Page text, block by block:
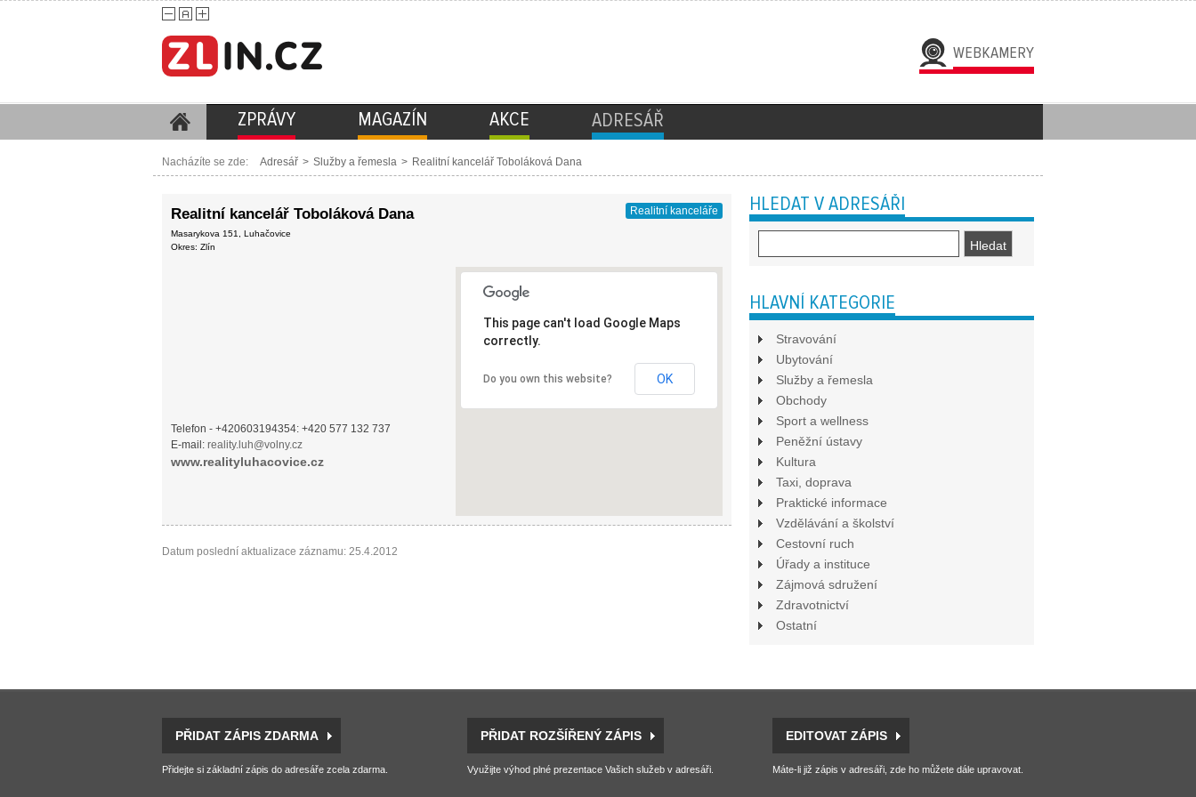
WEBKAMERY
ZPRÁVY MAGAZÍN AKCE ADRESÁŘ
Nacházíte se zde: Adresář > Služby a řemesla > Realitní kancelář Toboláková Dana
Realitní kancelář Toboláková Dana
Masarykova 151, Luhačovice
Okres: Zlín
Realitní kanceláře
Telefon - +420603194354: +420 577 132 737
E-mail: reality.luh@volny.cz
www.realityluhacovice.cz
This page can't load Google Maps
correctly.
Do you own this website? OK
Datum poslední aktualizace záznamu: 25.4.2012
HLEDAT V ADRESÁŘI
HLAVNÍ KATEGORIE
Stravování
Ubytování
Služby a řemesla
Obchody
Sport a wellness
Peněžní ústavy
Kultura
Taxi, doprava
Praktické informace
Vzdělávání a školství
Cestovní ruch
Úřady a instituce
Zájmová sdružení
Zdravotnictví
Ostatní
PŘIDAT ZÁPIS ZDARMA
Přidejte si základní zápis do adresáře zcela zdarma.
PŘIDAT ROZŠÍŘENÝ ZÁPIS
Využijte výhod plné prezentace Vašich služeb v adresáři.
EDITOVAT ZÁPIS
Máte-li již zápis v adresáři, zde ho můžete dále upravovat.